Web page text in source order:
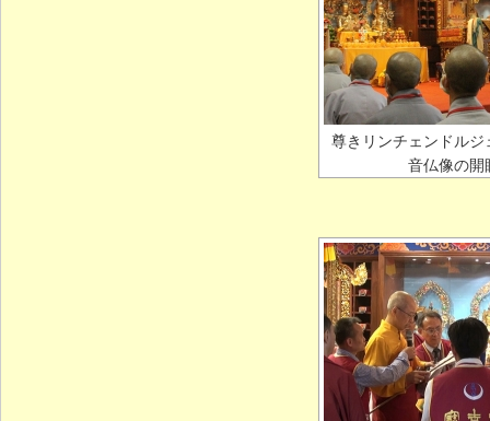
尊きリンチェンドル
音仏像の開